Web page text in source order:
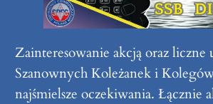
Zainteresowanie akcją oraz liczne
Szanownych Koleżanek i Kolegów
najśmielsze oczekiwania. Łącznie